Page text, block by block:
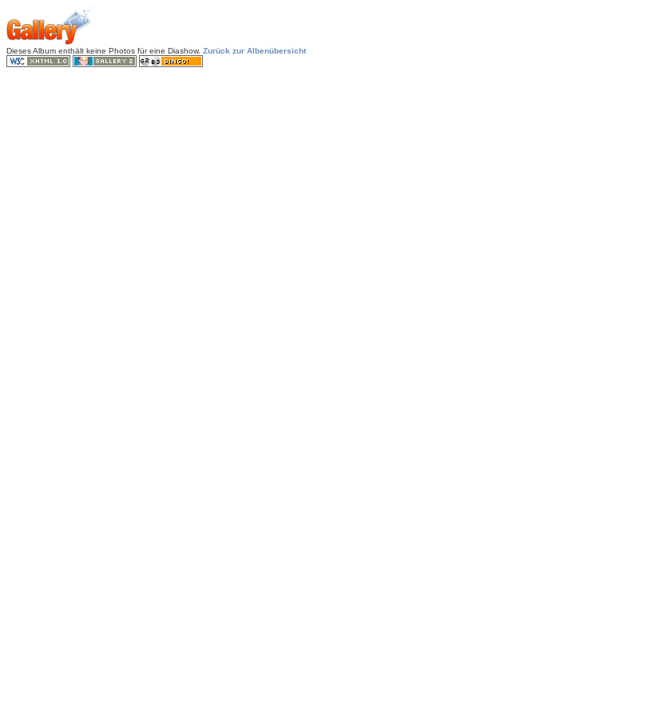
Dieses Album enthält keine Photos für eine Diashow. Zurück zur Albenübersicht